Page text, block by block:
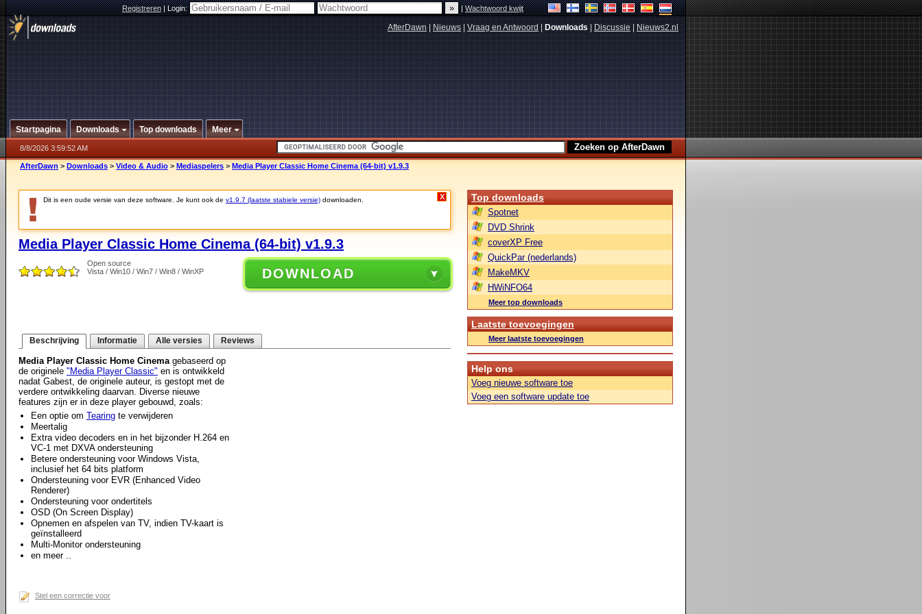
Registreren|Login: |Wachtwoord kwijt
AfterDawn Nieuws Vraag en Antwoord Downloads Discussie Nieuws2.nl
Startpagina Downloads Top downloads Meer
8/8/2026 3:59:52 AM
AfterDawn > Downloads > Video & Audio > Mediaspelers > Media Player Classic Home Cinema (64-bit) v1.9.3
Dit is een oude versie van deze software. Je kunt ook de v1.9.7 (laatste stabiele versie) downloaden. X
Media Player Classic Home Cinema (64-bit) v1.9.3
Open source
Vista / Win10 / Win7 / Win8 / WinXP
DOWNLOAD
Beschrijving Informatie Alle versies Reviews
Media Player Classic Home Cinemagebaseerd op
de originele "Media Player Classic" en is ontwikkeld
nadat Gabest, de originele auteur, is gestopt met de
verdere ontwikkeling daarvan. Diverse nieuwe
features zijn er in deze player gebouwd, zoals:
Een optie om Tearing te verwijderen
Meertalig
Extra video decoders en in het bijzonder H.264 en
VC-1 met DXVA ondersteuning
Betere ondersteuning voor Windows Vista,
inclusief het 64 bits platform
Ondersteuning voor EVR (Enhanced Video
Renderer)
Ondersteuning voor ondertitels
OSD (On Screen Display)
Opnemen en afspelen van TV, indien TV-kaart is
geïnstalleerd
Multi-Monitor ondersteuning
en meer ..
Stel een correctie voor
Top downloads
Spotnet
DVD Shrink
coverXP Free
QuickPar (nederlands)
MakeMKV
HWiNFO64
Meer top downloads
Laatste toevoegingen
Meer laatste toevoegingen
Help ons
Voeg nieuwe software toe
Voeg een software update toe